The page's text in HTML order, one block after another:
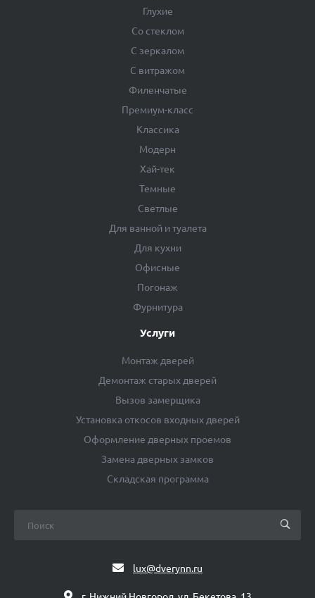
Глухие
Со стеклом
С зеркалом
С витражом
Филенчатые
Премиум-класс
Классика
Модерн
Хай-тек
Темные
Светлые
Для ванной и туалета
Для кухни
Офисные
Погонаж
Фурнитура
Услуги
Монтаж дверей
Демонтаж старых дверей
Вызов замерщика
Установка откосов входных дверей
Оформление дверных проемов
Замена дверных замков
Складская программа
lux@dverynn.ru